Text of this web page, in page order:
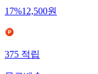
17%12,500원
375적립